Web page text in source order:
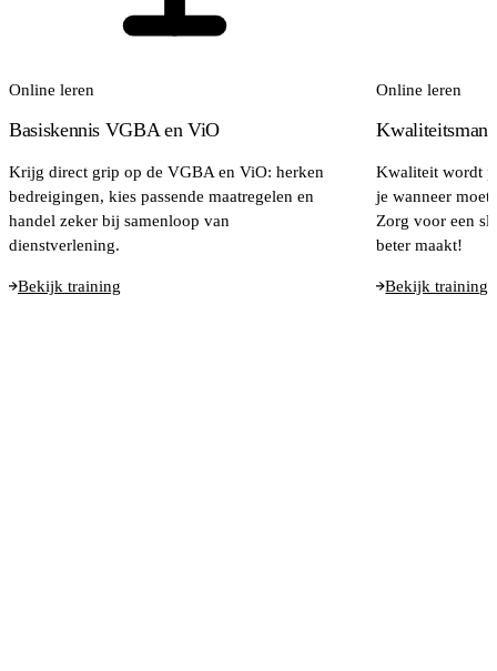
Online leren
Basiskennis VGBA en ViO
Krijg direct grip op de VGBA en ViO: herken
bedreigingen, kies passende maatregelen en
handel zeker bij samenloop van
dienstverlening.
Bekijk training
Online leren
Kwaliteit wordt
je wanneer
Zorg voor een
beter maakt!
Bekijk training